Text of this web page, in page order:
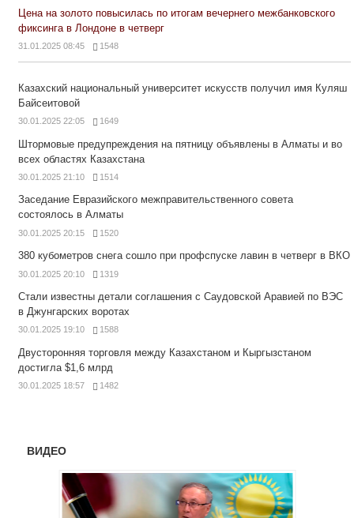
Цена на золото повысилась по итогам вечернего межбанковского
фиксинга в Лондоне в четверг
31.01.2025 08:45 1548
Казахский национальный университет искусств получил имя Куляш
Байсеитовой
30.01.2025 22:05 1649
Штормовые предупреждения на пятницу объявлены в Алматы и во
всех областях Казахстана
30.01.2025 21:10 1514
Заседание Евразийского межправительственного совета
состоялось в Алматы
30.01.2025 20:15 1520
380 кубометров снега сошло при профспуске лавин в четверг в ВКО
30.01.2025 20:10 1319
Стали известны детали соглашения с Саудовской Аравией по ВЭС
в Джунгарских воротах
30.01.2025 19:10 1588
Двусторонняя торговля между Казахстаном и Кыргызстаном
достигла $1,6 млрд
30.01.2025 18:57 1482
ВИДЕО